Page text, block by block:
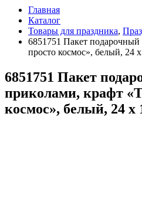
Главная
Каталог
Товары для праздника,
6851751 Пакет
просто космос», белый, 24
6851751 Пакет
приколами, крафт
космос», белый, 24 х